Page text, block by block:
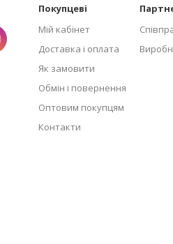
Покупцеві
Мій кабінет
Доставка і оплата
Як замовити
Обмін і повернення
Оптовим покупцям
Контакти